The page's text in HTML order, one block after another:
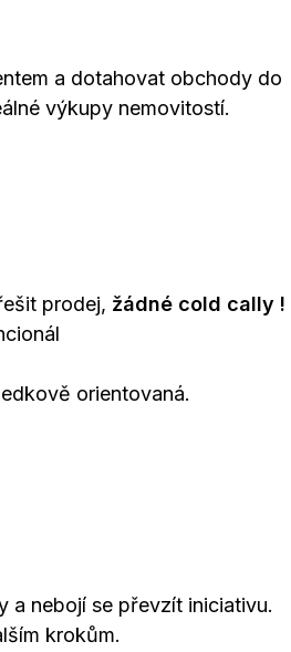
a dotahovat obchody do
výkupy nemovitostí.
prodej, žádné cold cally !
orientovaná.
a nebojí se převzít iniciativu.
krokům.